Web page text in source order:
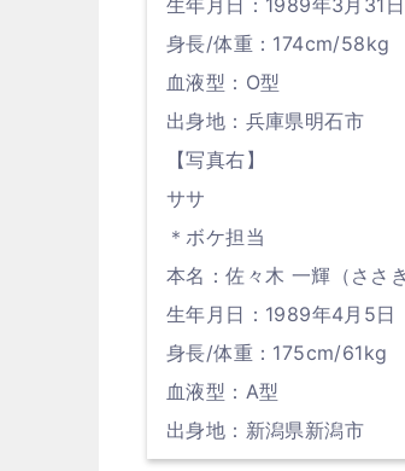
生年月日：1989年3月31日
身長/体重：174cm/58kg
血液型：O型
出身地：兵庫県明石市
【写真右】
ササ
＊ボケ担当
本名：佐々木 一輝（ささ
生年月日：1989年4月5日
身長/体重：175cm/61kg
血液型：A型
出身地：新潟県新潟市